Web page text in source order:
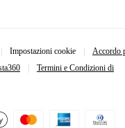
Impostazioni cookie
Accordo
Termini e Condizioni di